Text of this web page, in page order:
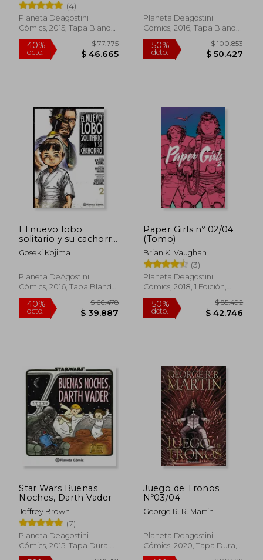
50%
dcto.
$ 119.300
$ 59.650
50%
dcto.
50%
dcto.
$ 95.626
$ 47.813
50%
dcto.
(4)
Planeta Deagostini
Cómics, 2015, Tapa Blanda,
Nuevo
Planeta Deagostini
Cómics, 2016, Tapa Blanda,
Nuevo
El nuevo lobo
solitario y su cachorro
02
Goseki Kojima
Planeta DeAgostini
Cómics, 2016, Tapa Blanda,
Nuevo
Paper Girls nº 02/04
(Tomo)
Brian K. Vaughan
(3)
Planeta Deagostini
Cómics, 2018, 1 Edición,
Tapa Dura, Nuevo
Star Wars Buenas
Noches, Darth Vader
Jeffrey Brown
(7)
Planeta Deagostini
Cómics, 2015, Tapa Dura,
Nuevo
Juego de Tronos
Nº03/04
George R. R. Martin
Planeta Deagostini
Cómics, 2020, Tapa Dura,
Nuevo